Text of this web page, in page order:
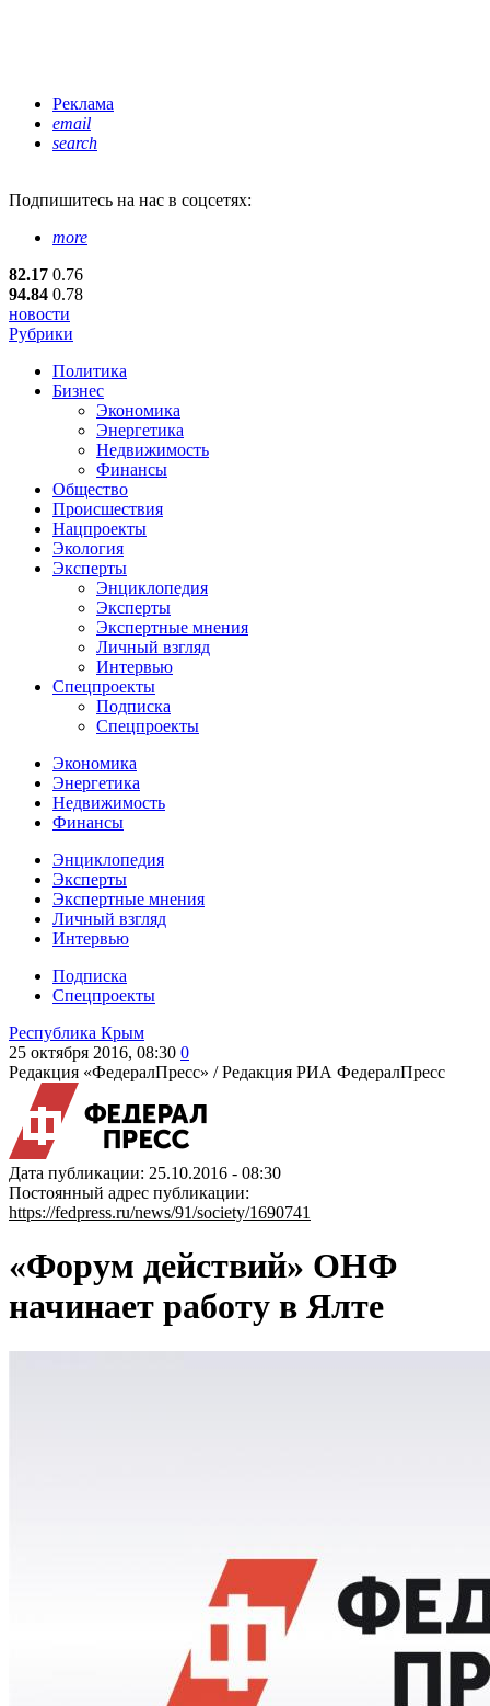
Реклама
email
search
Подпишитесь на нас в соцсетях:
more
82.17 0.76
94.84 0.78
новости
Рубрики
Политика
Бизнес
Экономика
Энергетика
Недвижимость
Финансы
Общество
Происшествия
Нацпроекты
Экология
Эксперты
Энциклопедия
Эксперты
Экспертные мнения
Личный взгляд
Интервью
Спецпроекты
Подписка
Спецпроекты
Экономика
Энергетика
Недвижимость
Финансы
Энциклопедия
Эксперты
Экспертные мнения
Личный взгляд
Интервью
Подписка
Спецпроекты
Республика Крым
25 октября 2016, 08:30 0
Редакция «ФедералПресс» /Редакция РИА ФедералПресс
Дата публикации: 25.10.2016 - 08:30
Постоянный адрес публикации:
https://fedpress.ru/news/91/society/1690741
«Форум действий» ОНФ
начинает работу в Ялте